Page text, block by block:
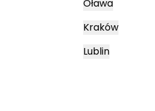
Oława
Kraków
Lublin